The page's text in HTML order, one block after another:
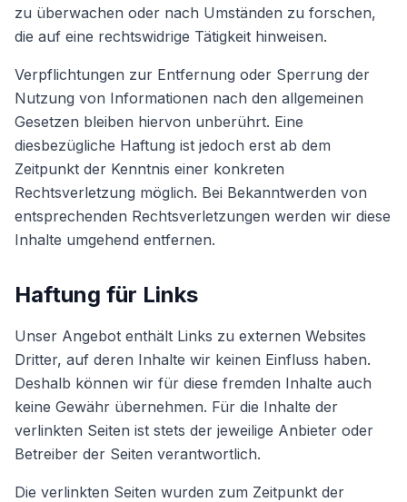
zu überwachen oder nach Umständen zu forschen,
die auf eine rechtswidrige Tätigkeit hinweisen.
Verpflichtungen zur Entfernung oder Sperrung der
Nutzung von Informationen nach den allgemeinen
Gesetzen bleiben hiervon unberührt. Eine
diesbezügliche Haftung ist jedoch erst ab dem
Zeitpunkt der Kenntnis einer konkreten
Rechtsverletzung möglich. Bei Bekanntwerden von
entsprechenden Rechtsverletzungen werden wir diese
Inhalte umgehend entfernen.
Haftung für Links
Unser Angebot enthält Links zu externen Websites
Dritter, auf deren Inhalte wir keinen Einfluss haben.
Deshalb können wir für diese fremden Inhalte auch
keine Gewähr übernehmen. Für die Inhalte der
verlinkten Seiten ist stets der jeweilige Anbieter oder
Betreiber der Seiten verantwortlich.
Die verlinkten Seiten wurden zum Zeitpunkt der